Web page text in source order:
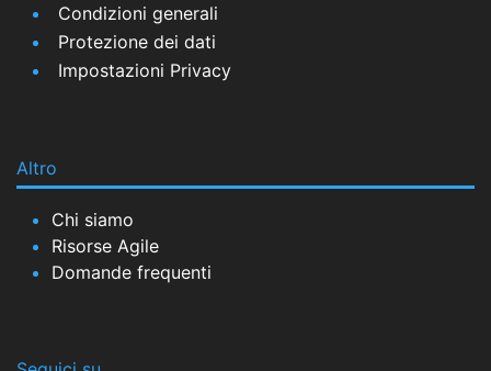
Condizioni generali
Protezione dei dati
Impostazioni Privacy
Altro
Chi siamo
Risorse Agile
Domande frequenti